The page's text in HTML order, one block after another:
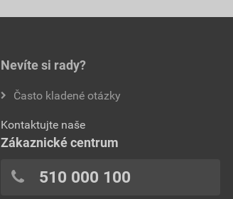
Nevíte si rady?
Často kladené otázky
Kontaktujte naše
Zákaznické centrum
510 000 100